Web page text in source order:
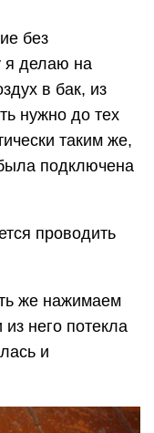
без
я делаю на
в бак, из
нужно до тех
таким же,
подключена
проводить
же нажимаем
него потекла
и